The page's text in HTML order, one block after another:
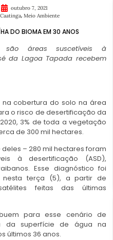
outubro 7, 2021
Caatinga, Meio Ambiente
DO BIOMA EM 30 ANOS
áreas suscetíveis à
da Lagoa Tapada recebem
cobertura do solo na área
o risco de desertificação da
3% de toda a vegetação
de 300 mil hectares.
– 280 mil hectares foram
à desertificação (ASD),
Esse diagnóstico foi
nesta terça (5), a partir de
feitas das últimas
para esse cenário de
da superfície de água na
últimos 36 anos.